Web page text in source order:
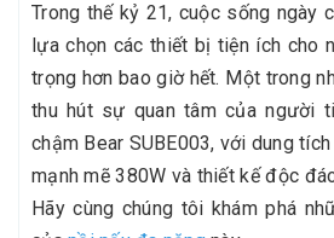
Trong thế kỷ 21, cuộc sống ngày
lựa chọn các thiết bị tiện ích cho
trọng hơn bao giờ hết. Một trong
thu hút sự quan tâm của người
chậm Bear SUBE003, với dung
mạnh mẽ 380W và thiết kế độc
Hãy cùng chúng tôi khám phá